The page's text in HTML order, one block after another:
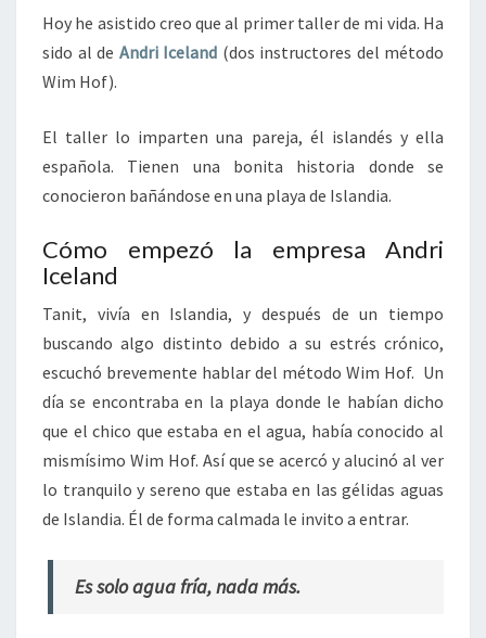
Hoy he asistido creo que al primer taller de mi vida. Ha
sido al de Andri Iceland (dos instructores del método
Wim Hof).
El taller lo imparten una pareja, él islandés y ella
española. Tienen una bonita historia donde se
conocieron bañándose en una playa de Islandia.
Cómo empezó la empresa Andri
Iceland
Tanit, vivía en Islandia, y después de un tiempo
buscando algo distinto debido a su estrés crónico,
escuchó brevemente hablar del método Wim Hof. Un
día se encontraba en la playa donde le habían dicho
que el chico que estaba en el agua, había conocido al
mismísimo Wim Hof. Así que se acercó y alucinó al ver
lo tranquilo y sereno que estaba en las gélidas aguas
de Islandia. Él de forma calmada le invito a entrar.
Es solo agua fría, nada más.